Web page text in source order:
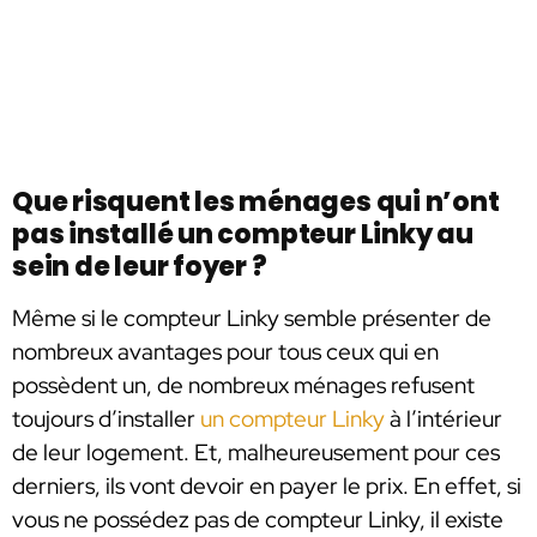
Que risquent les ménages qui n’ont
pas installé un compteur Linky au
sein de leur foyer ?
Même si le compteur Linky semble présenter de
nombreux avantages pour tous ceux qui en
possèdent un, de nombreux ménages refusent
toujours d’installer un compteur Linkyà l’intérieur
de leur logement. Et, malheureusement pour ces
derniers, ils vont devoir en payer le prix. En effet, si
vous ne possédez pas de compteur Linky, il existe